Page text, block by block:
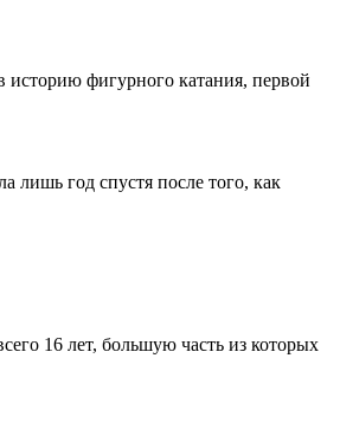
фигурного катания, первой
лишь год спустя после того, как
16 лет, большую часть из которых